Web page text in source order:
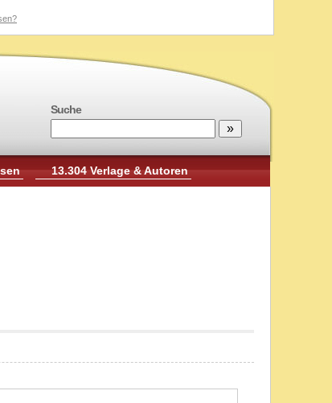
Suche
13.304 Verlage & Autoren